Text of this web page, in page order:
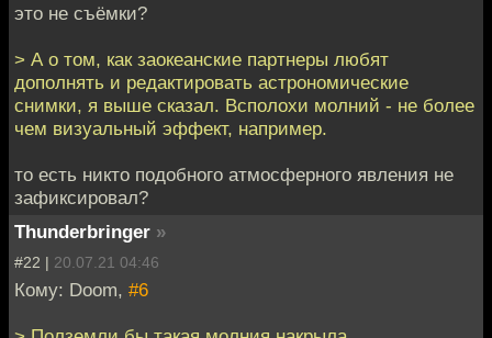
это не съёмки?
> А о том, как заокеанские партнеры любят
дополнять и редактировать астрономические
снимки, я выше сказал. Всполохи молний - не более
чем визуальный эффект, например.
то есть никто подобного атмосферного явления не
зафиксировал?
Thunderbringer »
#22 | 20.07.21 04:46
Кому: Doom, #6